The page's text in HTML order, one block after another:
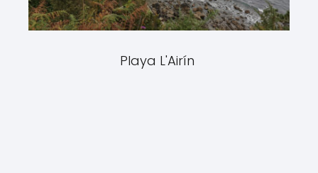
Playa L'Airín